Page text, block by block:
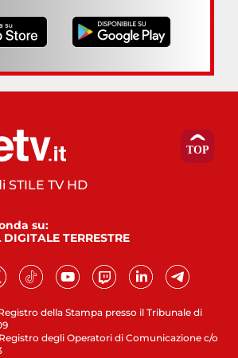
della Stampa presso il Tribunale di
degli Operatori di Comunicazione c/o
STILE TV HD
su:
TERRESTRE